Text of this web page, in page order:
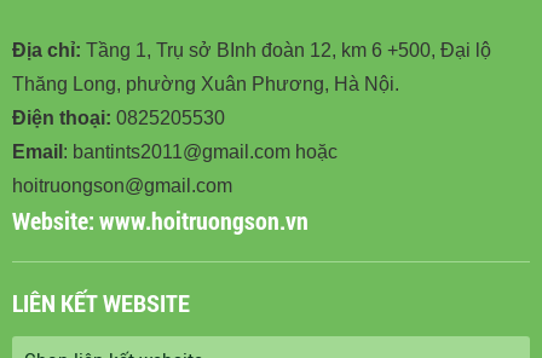
Địa chỉ: Tầng 1, Trụ sở BInh đoàn 12, km 6 +500, Đại lộ
Thăng Long, phường Xuân Phương, Hà Nội.
Điện thoại: 0825205530
Email : bantints2011@gmail.com hoặc
hoitruongson@gmail.com
Website:www.hoitruongson.vn
LIÊN KẾT WEBSITE